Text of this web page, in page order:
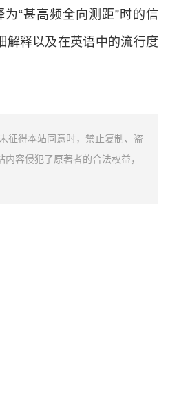
为“甚高频全向测距”时的信
解释以及在英语中的流行度
征得本站同意时，禁止复制、盗
容侵犯了原著者的合法权益，